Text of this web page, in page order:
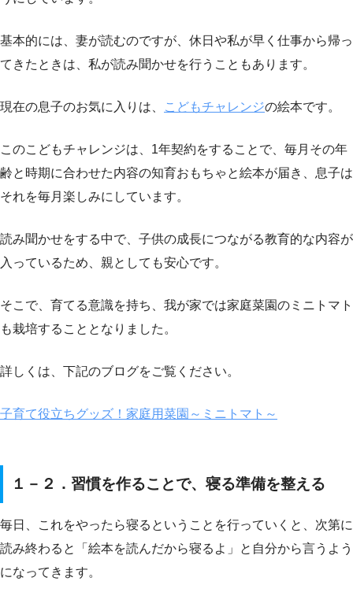
基本的には、妻が読むのですが、休日や私が早く仕事から帰っ
てきたときは、私が読み聞かせを行うこともあります。
現在の息子のお気に入りは、 こどもチャレンジの絵本です。
このこどもチャレンジは、1年契約をすることで、毎月その年
齢と時期に合わせた内容の知育おもちゃと絵本が届き、息子は
それを毎月楽しみにしています。
読み聞かせをする中で、子供の成長につながる教育的な内容が
入っているため、親としても安心です。
そこで、育てる意識を持ち、我が家では家庭菜園のミニトマト
も栽培することとなりました。
詳しくは、下記のブログをご覧ください。
子育て役立ちグッズ！家庭用菜園～ミニトマト～
１－２．習慣を作ることで、寝る準備を整える
毎日、これをやったら寝るということを行っていくと、次第に
読み終わると「絵本を読んだから寝るよ」と自分から言うよう
になってきます。